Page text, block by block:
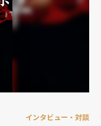
インタビュー・対談